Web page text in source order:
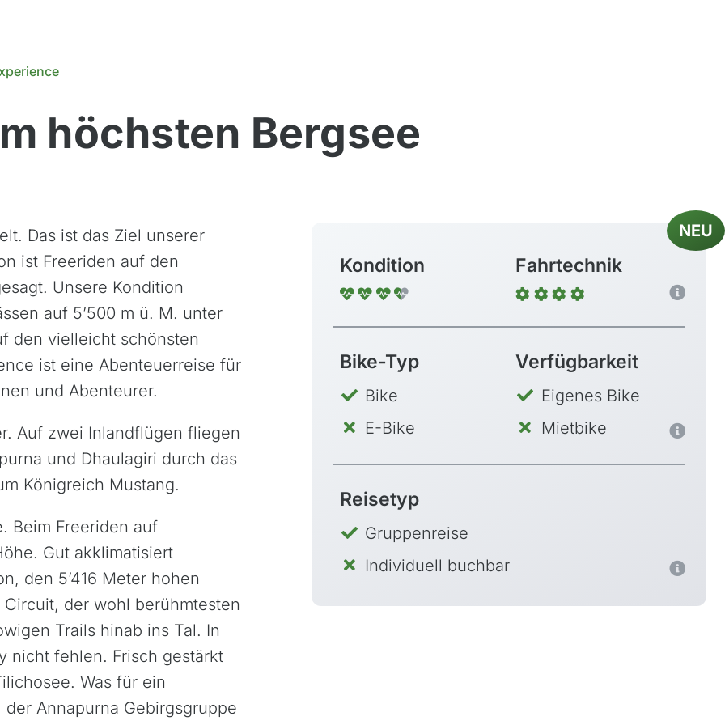
höchsten Bergsee
Das ist das Ziel unserer
ist Freeriden auf den
Unsere Kondition
auf 5’500 m ü. M. unter
den vielleicht schönsten
ist eine Abenteuerreise für
und Abenteurer.
Auf zwei Inlandflügen fliegen
und Dhaulagiri durch das
Königreich Mustang.
Beim Freeriden auf
Gut akklimatisiert
den 5’416 Meter hohen
der wohl berühmtesten
Trails hinab ins Tal. In
nicht fehlen. Frisch gestärkt
Was für ein
Annapurna Gebirgsgruppe
NEU
Kondition Fahrtechnik
Bike-Typ
Bike
E-Bike
Verfügbarkeit
Eigenes Bike
Mietbike
Reisetyp
Gruppenreise
Individuell buchbar